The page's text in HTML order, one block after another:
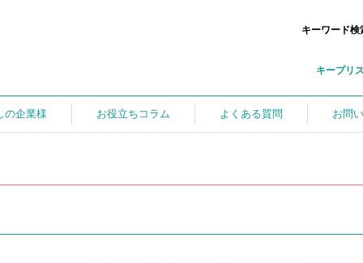
キーワード検
キープリ
の企業様 お役立ちコラム よくある質問 お問